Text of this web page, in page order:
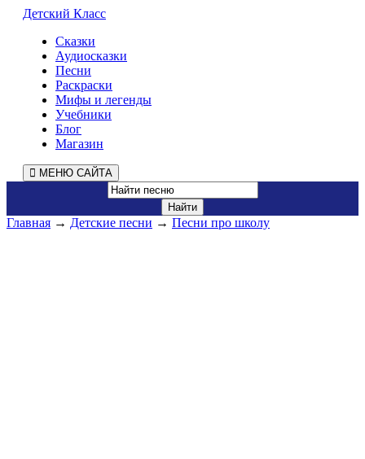
Детский Класс
Сказки
Аудиосказки
Песни
Раскраски
Мифы и легенды
Учебники
Блог
Магазин
МЕНЮ САЙТА
Главная → Детские песни → Песни про школу